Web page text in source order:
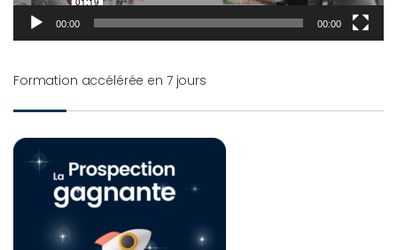
00:00 00:00
Formation accélérée en 7 jours